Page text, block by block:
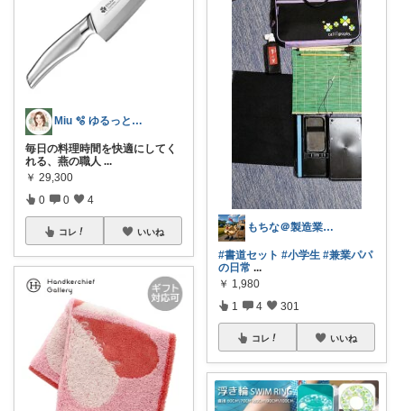
Miu 🫧 ゆるっと自分磨き。
毎日の料理時間を快適にしてく
れる、燕の職人 ...
￥ 29,300
0 0 4
コレ いいね もちな＠製造業＆兼業農家（お米）修行中
#書道セット #小学生 #兼業パパ
の日常 ...
￥ 1,980
1 4 301
コレ いいね